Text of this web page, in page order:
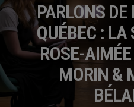
PARLONS
QUÉBEC : LA
ROSE-
MORIN &